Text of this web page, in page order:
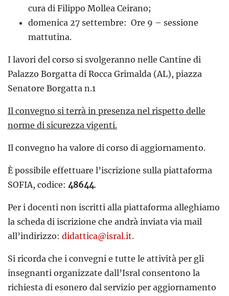
cura di Filippo Mollea Ceirano;
domenica 27 settembre: Ore 9 – sessione
mattutina.
I lavori del corso si svolgeranno nelle Cantine di
Palazzo Borgatta di Rocca Grimalda (AL), piazza
Senatore Borgatta n.1
Il convegno si terrà in presenza nel rispetto delle
norme di sicurezza vigenti.
Il convegno ha valore di corso di aggiornamento.
È possibile effettuare l’iscrizione sulla piattaforma
SOFIA, codice: 48644.
Per i docenti non iscritti alla piattaforma alleghiamo
la scheda di iscrizione che andrà inviata via mail
all’indirizzo: didattica@isral.it.
Si ricorda che i convegni e tutte le attività per gli
insegnanti organizzate dall’Isral consentono la
richiesta di esonero dal servizio per aggiornamento